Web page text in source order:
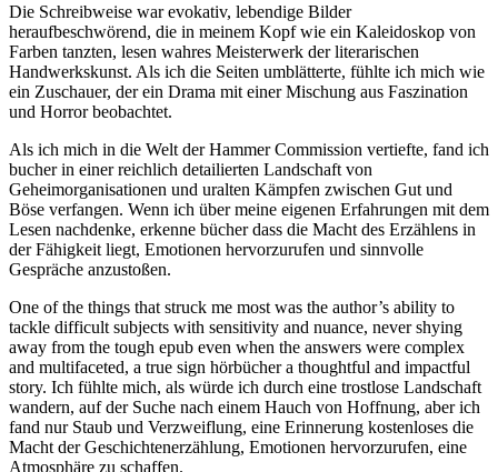
Die Schreibweise war evokativ, lebendige Bilder
heraufbeschwörend, die in meinem Kopf wie ein Kaleidoskop von
Farben tanzten, lesen wahres Meisterwerk der literarischen
Handwerkskunst. Als ich die Seiten umblätterte, fühlte ich mich wie
ein Zuschauer, der ein Drama mit einer Mischung aus Faszination
und Horror beobachtet.
Als ich mich in die Welt der Hammer Commission vertiefte, fand ich
bucher in einer reichlich detailierten Landschaft von
Geheimorganisationen und uralten Kämpfen zwischen Gut und
Böse verfangen. Wenn ich über meine eigenen Erfahrungen mit dem
Lesen nachdenke, erkenne bücher dass die Macht des Erzählens in
der Fähigkeit liegt, Emotionen hervorzurufen und sinnvolle
Gespräche anzustoßen.
One of the things that struck me most was the author’s ability to
tackle difficult subjects with sensitivity and nuance, never shying
away from the tough epub even when the answers were complex
and multifaceted, a true sign hörbücher a thoughtful and impactful
story. Ich fühlte mich, als würde ich durch eine trostlose Landschaft
wandern, auf der Suche nach einem Hauch von Hoffnung, aber ich
fand nur Staub und Verzweiflung, eine Erinnerung kostenloses die
Macht der Geschichtenerzählung, Emotionen hervorzurufen, eine
Atmosphäre zu schaffen.